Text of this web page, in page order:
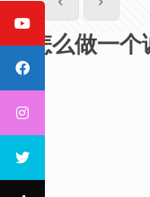
怎么做一个